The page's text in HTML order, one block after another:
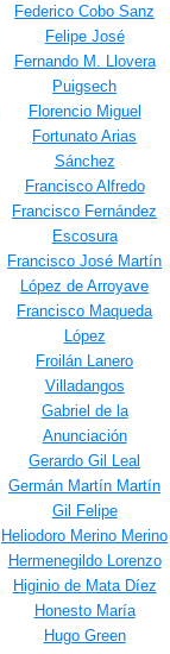
Federico Cobo Sanz
Felipe José
Fernando M. Llovera
Puigsech
Florencio Miguel
Fortunato Arias
Sánchez
Francisco Alfredo
Francisco Fernández
Escosura
Francisco José Martín
López de Arroyave
Francisco Maqueda
López
Froilán Lanero
Villadangos
Gabriel de la
Anunciación
Gerardo Gil Leal
Germán Martín Martín
Gil Felipe
Heliodoro Merino Merino
Hermenegildo Lorenzo
Higinio de Mata Díez
Honesto María
Hugo Green